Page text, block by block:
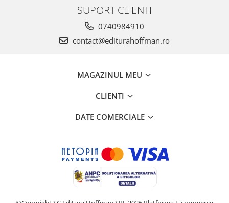
SUPORT CLIENTI
0740984910
contact@editurahoffman.ro
MAGAZINUL MEU
CLIENTI
DATE COMERCIALE